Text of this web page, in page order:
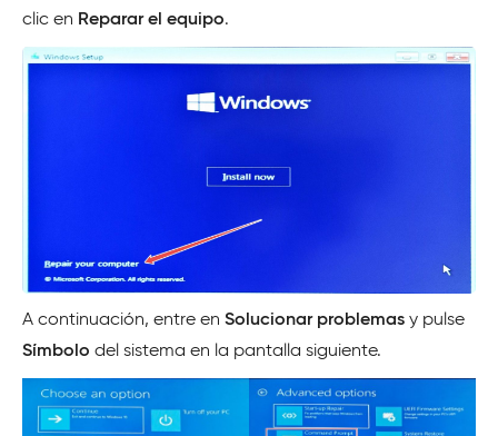
clic en Reparar el equipo.
A continuación, entre en Solucionar problemas y pulse
Símbolo del sistema en la pantalla siguiente.